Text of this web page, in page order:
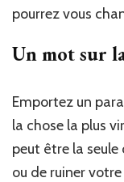
pourrez vous
Un mot sur
Emportez un
la chose la plus
peut être la
ou de ruiner